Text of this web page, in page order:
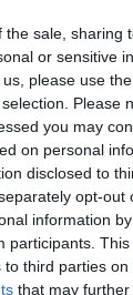
the sale, sharing
or sensitive
please use
Please
you may
on personal
disclosed to
opt-out
information
participants.
to third parties on
that may
«Θέλω τον
βίντεο της
που σκότωσε
τον γάμο της
ΧΤΕΣ